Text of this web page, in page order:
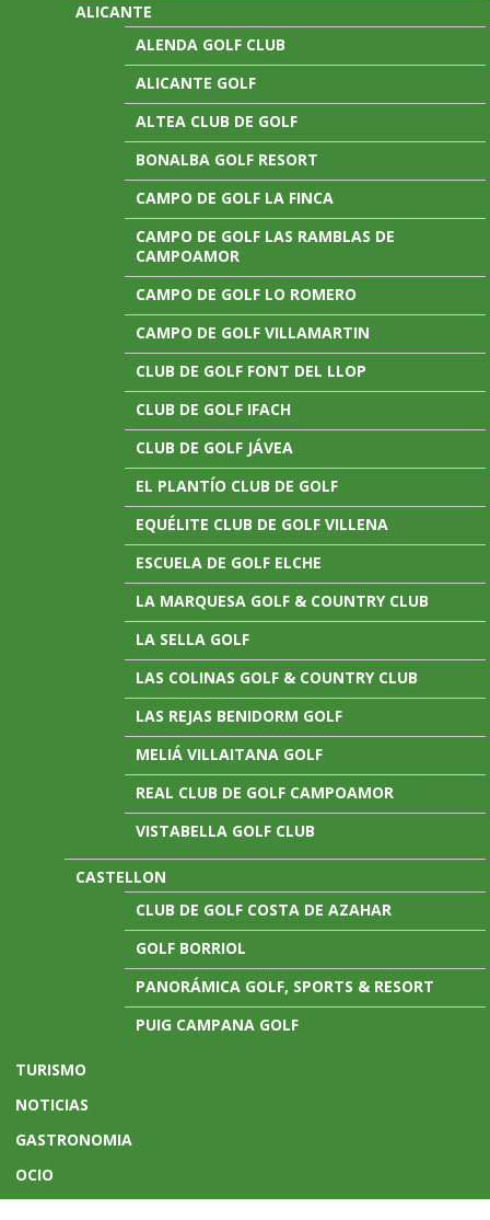
ALICANTE
ALENDA GOLF CLUB
ALICANTE GOLF
ALTEA CLUB DE GOLF
BONALBA GOLF RESORT
CAMPO DE GOLF LA FINCA
CAMPO DE GOLF LAS RAMBLAS DE
CAMPOAMOR
CAMPO DE GOLF LO ROMERO
CAMPO DE GOLF VILLAMARTIN
CLUB DE GOLF FONT DEL LLOP
CLUB DE GOLF IFACH
CLUB DE GOLF JÁVEA
EL PLANTÍO CLUB DE GOLF
EQUÉLITE CLUB DE GOLF VILLENA
ESCUELA DE GOLF ELCHE
LA MARQUESA GOLF & COUNTRY CLUB
LA SELLA GOLF
LAS COLINAS GOLF & COUNTRY CLUB
LAS REJAS BENIDORM GOLF
MELIÁ VILLAITANA GOLF
REAL CLUB DE GOLF CAMPOAMOR
VISTABELLA GOLF CLUB
CASTELLON
CLUB DE GOLF COSTA DE AZAHAR
GOLF BORRIOL
PANORÁMICA GOLF, SPORTS & RESORT
PUIG CAMPANA GOLF
TURISMO
NOTICIAS
GASTRONOMIA
OCIO